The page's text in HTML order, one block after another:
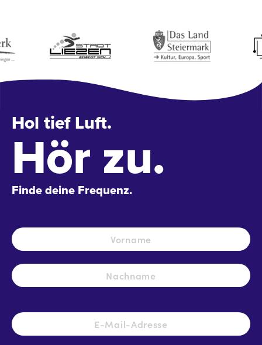
Hol tief Luft.
Hör zu.
Finde deine Frequenz.
Name *
E-
Mail-